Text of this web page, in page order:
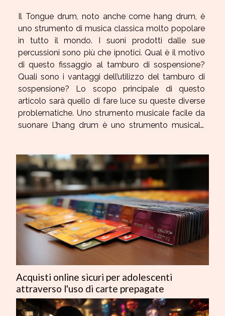
Il Tongue drum, noto anche come hang drum, è
uno strumento di musica classica molto popolare
in tutto il mondo. I suoni prodotti dalle sue
percussioni sono più che ipnotici. Qual è il motivo
di questo fissaggio al tamburo di sospensione?
Quali sono i vantaggi dell’utilizzo del tamburo di
sospensione? Lo scopo principale di questo
articolo sarà quello di fare luce su queste diverse
problematiche. Uno strumento musicale facile da
suonare L’hang drum è uno strumento musicale
Acquisti online sicuri per adolescenti
attraverso l'uso di carte prepagate